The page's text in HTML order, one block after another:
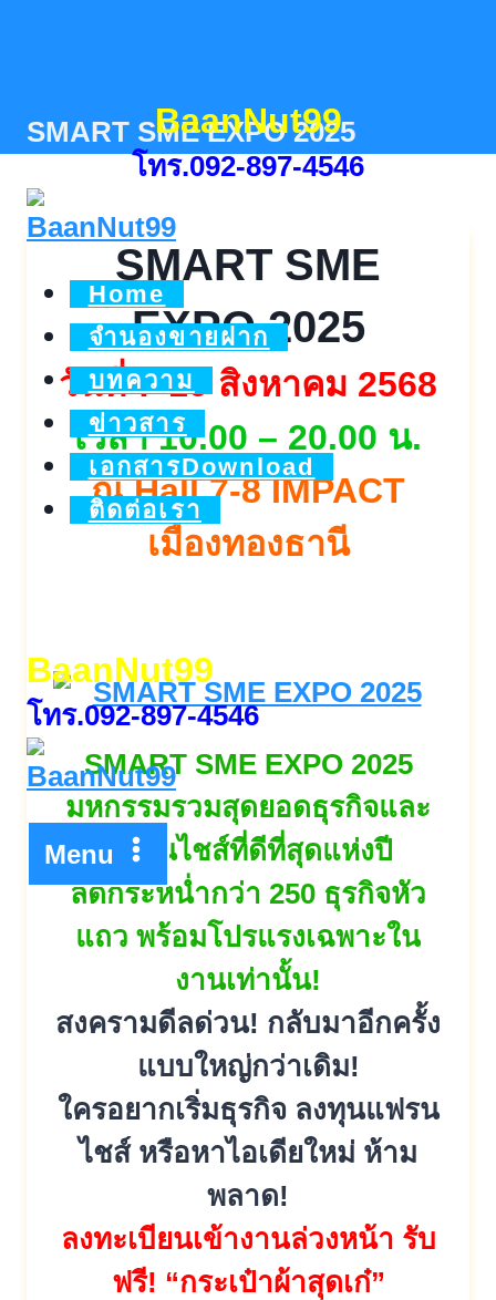
BaanNut99
โทร.092-897-4546
Home
จำนองขายฝาก
บทความ
ข่าวสาร
เอกสารDownload
ติดต่อเรา
BaanNut99
โทร.092-897-4546
Menu
SMART SME EXPO 2025
SMART SME
EXPO 2025
วันที่ 7-10 สิงหาคม 2568
เวลา 10.00 – 20.00 น.
ณ Hall 7-8 IMPACT
เมืองทองธานี
SMART SME EXPO 2025
มหกรรมรวมสุดยอดธุรกิจและ
แฟรนไชส์ที่ดีที่สุดแห่งปี
ลดกระหน่ำกว่า 250 ธุรกิจหัว
แถว พร้อมโปรแรงเฉพาะใน
งานเท่านั้น!
สงครามดีลด่วน! กลับมาอีกครั้ง
แบบใหญ่กว่าเดิม!
ใครอยากเริ่มธุรกิจ ลงทุนแฟรน
ไชส์ หรือหาไอเดียใหม่ ห้าม
พลาด!
ลงทะเบียนเข้างานล่วงหน้า รับ
ฟรี! “กระเป๋าผ้าสุดเก๋”